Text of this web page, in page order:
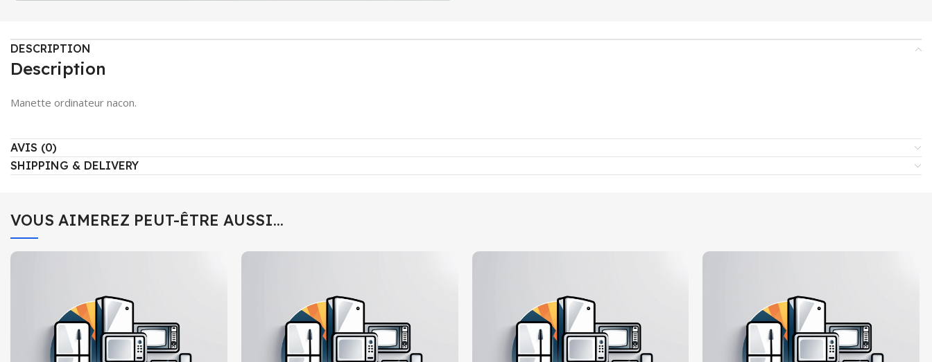
DESCRIPTION
Description
Manette ordinateur nacon.
AVIS (0)
SHIPPING & DELIVERY
VOUS AIMEREZ PEUT-ÊTRE AUSSI…